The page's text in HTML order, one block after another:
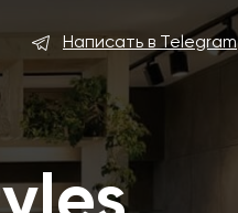
Написать в Telegram